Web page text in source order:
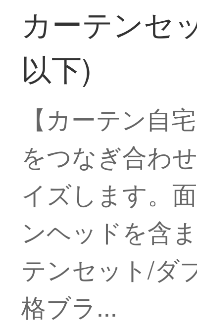
カーテンセ
以下)
【カーテン自
をつなぎ合わ
イズします。
ンヘッドを含
テンセット/ダ
格ブラ...